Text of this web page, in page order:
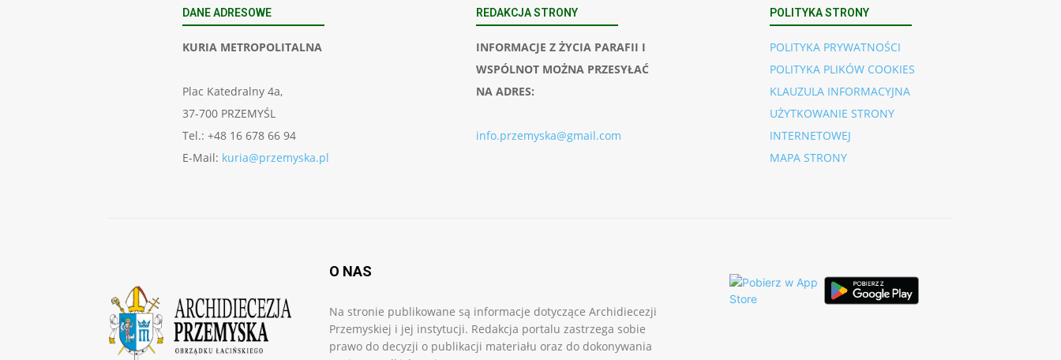
DANE ADRESOWE
KURIA METROPOLITALNA
Plac Katedralny 4a,
37-700 PRZEMYŚL
Tel.: +48 16 678 66 94
E-Mail: kuria@przemyska.pl
REDAKCJA STRONY
INFORMACJE Z ŻYCIA PARAFII I
WSPÓLNOT MOŻNA PRZESYŁAĆ
NA ADRES:
info.przemyska@gmail.com
POLITYKA STRONY
POLITYKA PRYWATNOŚCI
POLITYKA PLIKÓW COOKIES
KLAUZULA INFORMACYJNA
UŻYTKOWANIE STRONY
INTERNETOWEJ
MAPA STRONY
O NAS
Na stronie publikowane są informacje dotyczące Archidiecezji
Przemyskiej i jej instytucji. Redakcja portalu zastrzega sobie
prawo do decyzji o publikacji materiału oraz do dokonywania